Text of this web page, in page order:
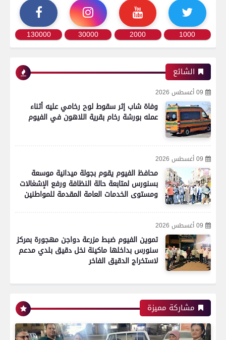
1000
2000
30000
130000
الشائع
09 أغسطس 2026
وفاة شاب إثر سقوط لوح رخامي عليه أثناء
عمله بورشة رخام بقرية اللاهون في الفيوم
09 أغسطس 2026
محافظ الفيوم يقوم بجولة ميدانية موسعة
بسنورس لمتابعة حالة النظافة ورفع الإشغالات
ومستوى الخدمات العامة المقدمة للمواطنين
09 أغسطس 2026
تموين الفيوم ضبط مزرعة دواجن مهجورة بمركز
سنورس بداخلها ماكينة نخل دقيق بلدي مدعم
لاستخراج الدقيق الفاخر
مشاركة مميزة